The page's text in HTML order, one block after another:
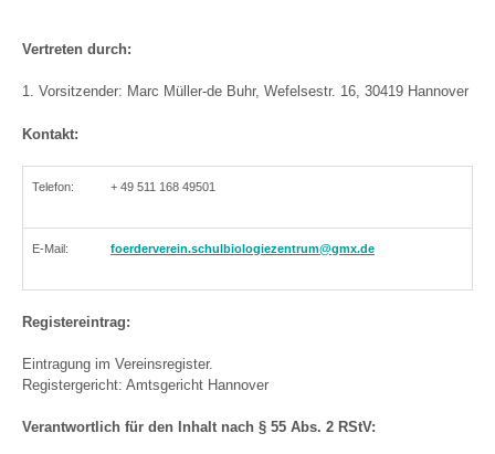
Vertreten durch:
1. Vorsitzender: Marc Müller-de Buhr, Wefelsestr. 16, 30419 Hannover
Kontakt:
Telefon: + 49 511 168 49501
E-Mail: foerderverein.schulbiologiezentrum@gmx.de
Registereintrag:
Eintragung im Vereinsregister.
Registergericht: Amtsgericht Hannover
Verantwortlich für den Inhalt nach § 55 Abs. 2 RStV: